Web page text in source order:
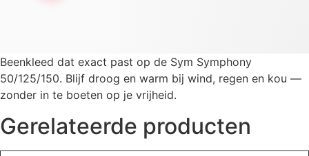
Beenkleed dat exact past op de Sym Symphony
50/125/150. Blijf droog en warm bij wind, regen en kou —
zonder in te boeten op je vrijheid.
Gerelateerde producten